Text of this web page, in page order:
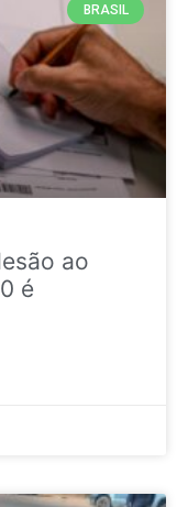
BRASIL
ao
é